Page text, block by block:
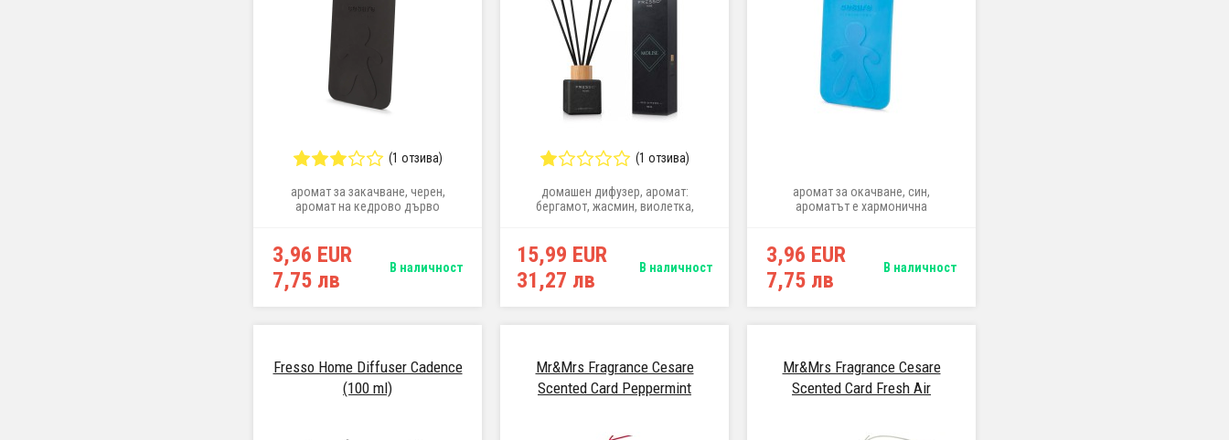
(1 отзива)
аромат за закачване, черен,
аромат на кедрово дърво
3,96 EUR
7,75 лв
В наличност
(1 отзива)
домашен дифузер, аромат:
бергамот, жасмин, виолетка,
15,99 EUR
31,27 лв
В наличност
аромат за окачване, син,
ароматът е хармонична
3,96 EUR
7,75 лв
В наличност
Fresso Home Diffuser Cadence
(100 ml)
Mr&Mrs Fragrance Cesare
Scented Card Peppermint
Mr&Mrs Fragrance Cesare
Scented Card Fresh Air